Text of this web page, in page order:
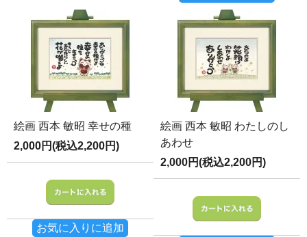
絵画 西本 敏昭 幸せの種
2,000円(税込2,200円)
お気に入りに追加
絵画 西本 敏昭 わたしのし
あわせ
2,000円(税込2,200円)